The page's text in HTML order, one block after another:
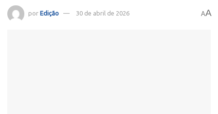
por Edição 30 de abril de 2026 AA